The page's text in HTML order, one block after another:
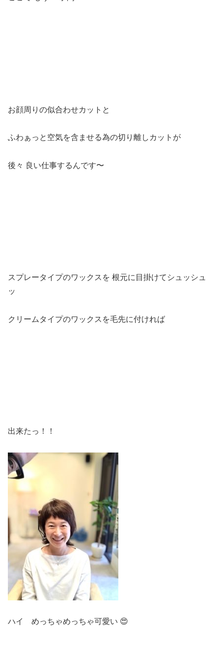
お顔周りの似合わせカットと
ふわぁっと空気を含ませる為の切り離しカットが
後々 良い仕事するんです〜
スプレータイプのワックスを 根元に目掛けてシュッシュ
ッ
クリームタイプのワックスを毛先に付ければ
出来たっ！！
ハイ めっちゃめっちゃ可愛い 😍